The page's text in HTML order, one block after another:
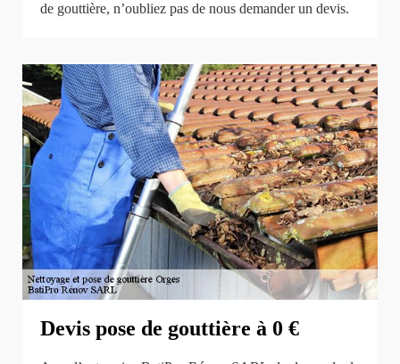
de gouttière, n’oubliez pas de nous demander un devis.
Devis pose de gouttière à 0 €